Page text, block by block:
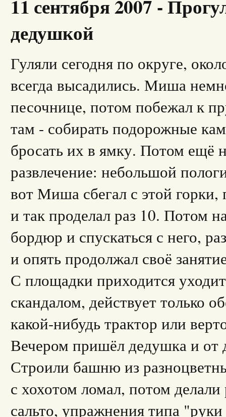
11 сентября 2007 -
дедушкой
Гуляли сегодня по округе,
всегда высадились. Миша
песочнице, потом побежал к
там - собирать подорожные
бросать их в ямку. Потом ещё
развлечение: небольшой
вот Миша сбегал с этой горки,
и так проделал раз 10. Потом
бордюр и спускаться с него,
и опять продолжал своё
С площадки приходится
скандалом, действует только
какой-нибудь трактор или
Вечером пришёл дедушка и от
Строили башню из
с хохотом ломал, потом
сальто, упражнения типа